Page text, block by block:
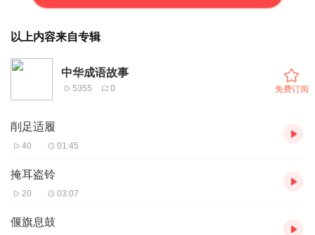
以上内容来自专辑
中华成语故事
5355 0 免费订阅
削足适履
40 01:45
掩耳盗铃
20 03:07
偃旗息鼓